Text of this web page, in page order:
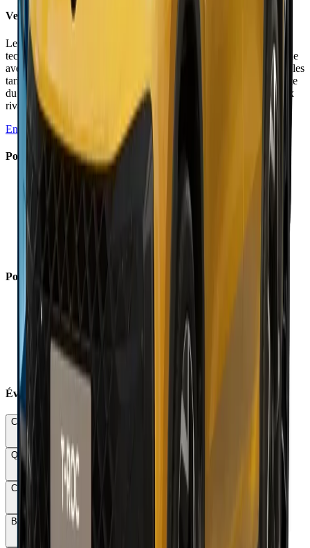
Verdict
Le Tiguan III impressionne par son habitabilité record et ses
technologies enfin abouties. La version PHEV 204 ch se démarque
avec 119 km d'autonomie électrique et 2,2 l/100 en hybride. Mais les
tarifs très élevés (48 600 à 61 150 €) et la consommation décevante
du 1.5 eTSI thermique (7,8 l/100) freinent l'enthousiasme face aux
rivaux full hybrid moins chers.
En savoir plus →
Points Forts
Habitabilité exceptionnelle, meilleure du segment
Coffre record de 652 litres très modulable
PHEV 204 ch : 119 km autonomie électrique WLTP
Système multimédia enfin réactif et fluide
Points Faibles
Tarifs très élevés dès 48 600 €
Consommation 1.5 eTSI décevante 7 à 8 l/100 km
Boîte DSG7 lente et hésitante
Confort trop ferme avec jantes 20 pouces
Plastiques durs en partie basse
PHEV : coffre réduit à 490 litres
Évaluations Détaillées
Conduite & Maniabilité
Qualité & Finition
Confort
Budget total